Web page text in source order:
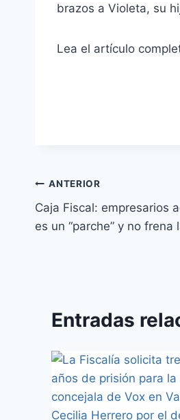
brazos a Violeta, su
Lea el artículo
ANTERIOR
Caja Fiscal: empresarios
es un “parche” y no frena
Entradas